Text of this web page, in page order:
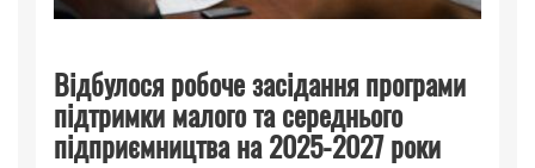
Відбулося робоче засідання програми
підтримки малого та середнього
підприємництва на 2025-2027 роки